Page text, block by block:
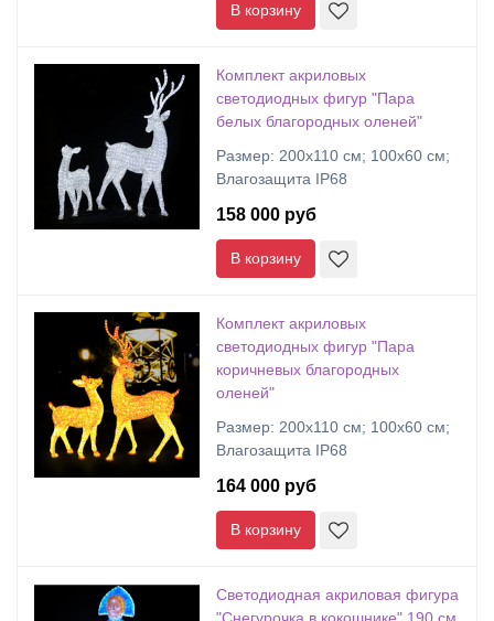
В корзину
Комплект акриловых
светодиодных фигур "Пара
белых благородных оленей"
Размер: 200x110 см; 100х60 см;
Влагозащита IP68
158 000 руб
В корзину
Комплект акриловых
светодиодных фигур "Пара
коричневых благородных
оленей"
Размер: 200x110 см; 100х60 см;
Влагозащита IP68
164 000 руб
В корзину
Светодиодная акриловая фигура